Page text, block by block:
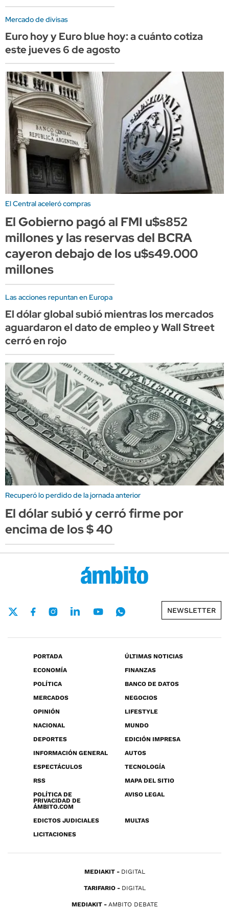
Mercado de divisas
Euro hoy y Euro blue hoy: a cuánto cotiza
este jueves 6 de agosto
El Central aceleró compras
El Gobierno pagó al FMI u$s852
millones y las reservas del BCRA
cayeron debajo de los u$s49.000
millones
Las acciones repuntan en Europa
El dólar global subió mientras los mercados
aguardaron el dato de empleo y Wall Street
cerró en rojo
Recuperó lo perdido de la jornada anterior
El dólar subió y cerró firme por
encima de los $ 40
NEWSLETTER
PORTADA
ÚLTIMAS NOTICIAS
ECONOMÍA
FINANZAS
POLÍTICA
BANCO DE DATOS
MERCADOS
NEGOCIOS
OPINIÓN
LIFESTYLE
NACIONAL
MUNDO
DEPORTES
EDICIÓN IMPRESA
INFORMACIÓN GENERAL
AUTOS
ESPECTÁCULOS
TECNOLOGÍA
RSS
MAPA DEL SITIO
POLÍTICA DE
PRIVACIDAD DE
ÁMBITO.COM
AVISO LEGAL
EDICTOS JUDICIALES
MULTAS
LICITACIONES
MEDIAKIT DIGITAL
TARIFARIO DIGITAL
MEDIAKIT AMBITO DEBATE